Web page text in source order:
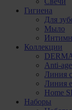
Гигиена
Для
Мыло
Коллекции
Anti-age
Линия
Линия
Home
Наборы